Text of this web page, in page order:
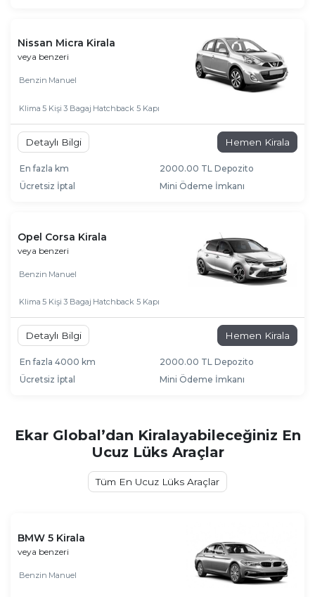
Nissan Micra Kirala
veya benzeri
Benzin Manuel
Klima 5 Kişi 3 Bagaj Hatchback 5 Kapı
Detaylı Bilgi Hemen Kirala
En fazla km
2000.00 TL Depozito
Ücretsiz İptal
Mini Ödeme İmkanı
Opel Corsa Kirala
veya benzeri
Benzin Manuel
Klima 5 Kişi 3 Bagaj Hatchback 5 Kapı
Detaylı Bilgi Hemen Kirala
En fazla 4000 km
2000.00 TL Depozito
Ücretsiz İptal
Mini Ödeme İmkanı
Ekar Global’dan Kiralayabileceğiniz En
Ucuz Lüks Araçlar
Tüm En Ucuz Lüks Araçlar
BMW 5 Kirala
veya benzeri
Benzin Manuel